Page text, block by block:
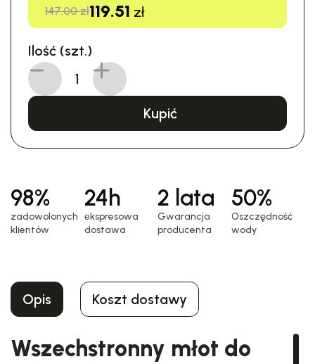
147.00 zł119.51 zł
Ilość (szt.)
Kupić
98%
zadowolonych
klientów
24h
еkspresowa
dostawa
2 lata
Gwarancja
producenta
50%
Oszczędność
wody
Opis Koszt dostawy
Wszechstronny młot do